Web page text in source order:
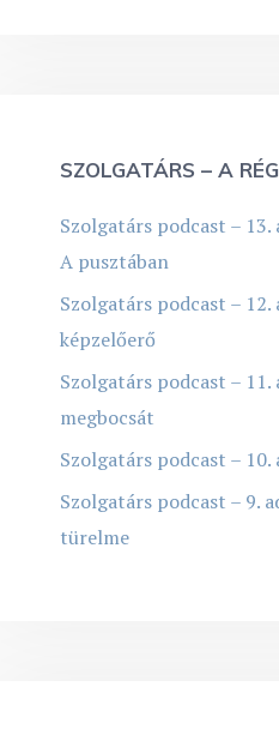
SZOLGATÁRS – A
Szolgatárs podcast – 13.
A pusztában
Szolgatárs podcast – 12.
képzelőerő
Szolgatárs podcast – 11.
megbocsát
Szolgatárs podcast – 10.
Szolgatárs podcast – 9.
türelme